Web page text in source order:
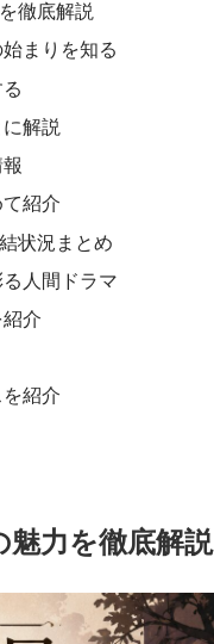
徹底解説
まりを知る
解説
紹介
状況まとめ
人間ドラマ
介
紹介
力を徹底解説